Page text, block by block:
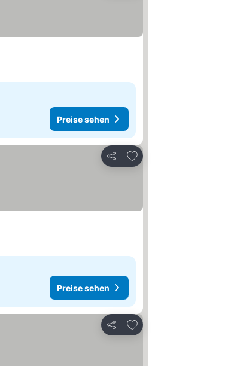
Preise sehen
Teilen
Zu Favoriten hinzufügen
Preise sehen
Teilen
Zu Favoriten hinzufügen